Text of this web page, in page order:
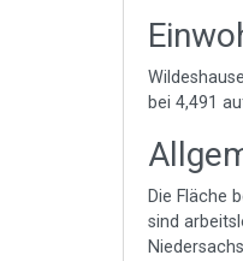
bei 4,491
Die Fläche
sind